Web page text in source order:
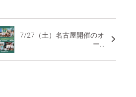
7/27（土）名古屋開催のオ
ー...